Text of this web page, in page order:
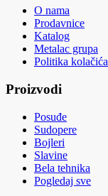
O nama
Prodavnice
Katalog
Metalac grupa
Politika kolačića
Proizvodi
Posuđe
Sudopere
Bojleri
Slavine
Bela tehnika
Pogledaj sve